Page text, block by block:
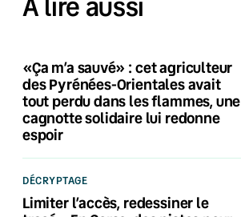
«Ça m’a sauvé» : cet agriculteur
des Pyrénées-Orientales avait
tout perdu dans les flammes, une
cagnotte solidaire lui redonne
espoir
DÉCRYPTAGE
Limiter l’accès, redessiner le